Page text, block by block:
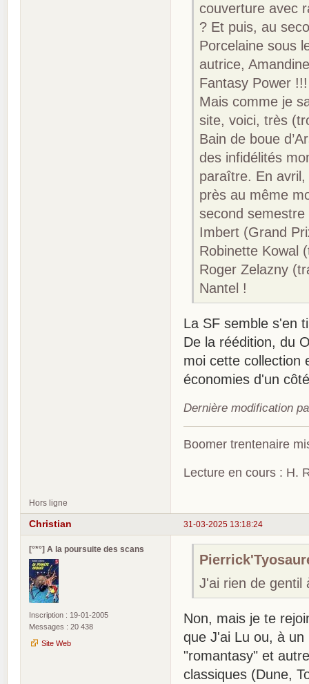
couverture avec
? Et puis, au
Porcelaine sous
autrice,
Fantasy Power !!!
Mais comme je
site, voici, très
Bain de boue
des infidélités
paraître. En avril,
près au même
second
Imbert (Grand
Robinette Kowal
Roger Zelazny
Nantel !
La SF semble s'en
De la réédition, du
moi cette collection
économies d'un
Dernière modification
Boomer trentenaire
Lecture en cours : H.
Hors ligne
31-03-2025 13:18:24
Christian
[°*°] A la poursuite des scans
Inscription : 19-01-2005
Messages : 20 438
Site Web
J'ai rien de
Non, mais je te
que J'ai Lu ou, à
"romantasy" et
classiques (Dune,